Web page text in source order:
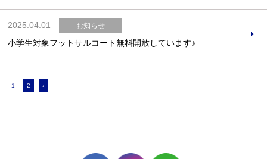
2025.04.01 お知らせ
小学生対象フットサルコート無料開放しています♪
1 2 ›